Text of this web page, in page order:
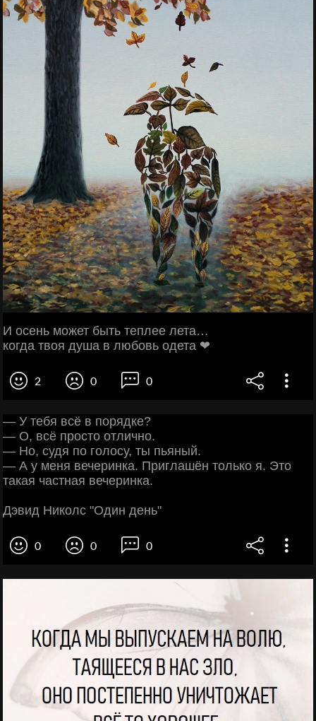
И осень может быть теплее лета…
когда твоя душа в любовь одета ❤
2 0 0
— У тебя всё в порядке?
— О, всё просто отлично.
— Но, судя по голосу, ты пьяный.
— А у меня вечеринка. Приглашён только я. Это
такая частная вечеринка.
Дэвид Николс "Один день"
0 0 0